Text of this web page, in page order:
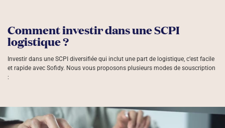
Comment investir dans une SCPI
logistique ?
Investir dans une SCPI diversifiée qui inclut une part de logistique, c’est facile
et rapide avec Sofidy. Nous vous proposons plusieurs modes de souscription
: